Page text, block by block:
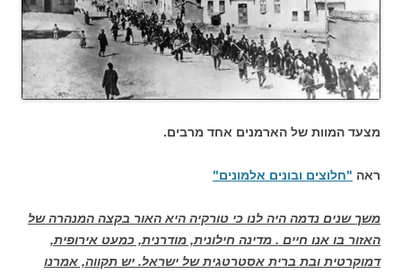
מצעד המוות של הארמנים אחד מרבים.
ראה "חלוצים ובונים אלמונים"
משך שנים נדמה היה לנו כי טורקיה היא האור בקצה המנהרה של
האזור בו אנו חיים . מדינה חילונית, מודרנית, כמעט אירופית,
דמוקרטית ובת ברית אסטרטגית של ישראל. יש תקווה, אמרנו